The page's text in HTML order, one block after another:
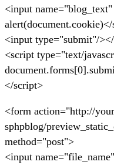
<input
<input type="submit"/
<script type="text/
</script>
<form action="http://
sphpblog/
method="post">
<input